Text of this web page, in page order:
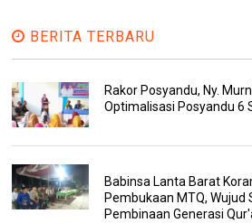
BERITA TERBARU
Rakor Posyandu, Ny.
Optimalisasi Posyandu 6
Babinsa Lanta Barat
Pembukaan MTQ, Wujud
Pembinaan Generasi